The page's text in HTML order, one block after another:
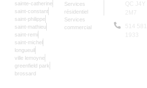
sainte-catherine
saint-constant
saint-philippe
saint-mathieu
saint-remi
saint-michel
longueuil
ville lemoyne
greenfield park
brossard
Services
résidentiel
Services
commercial
QC J4Y
2M7
514 581-
1933